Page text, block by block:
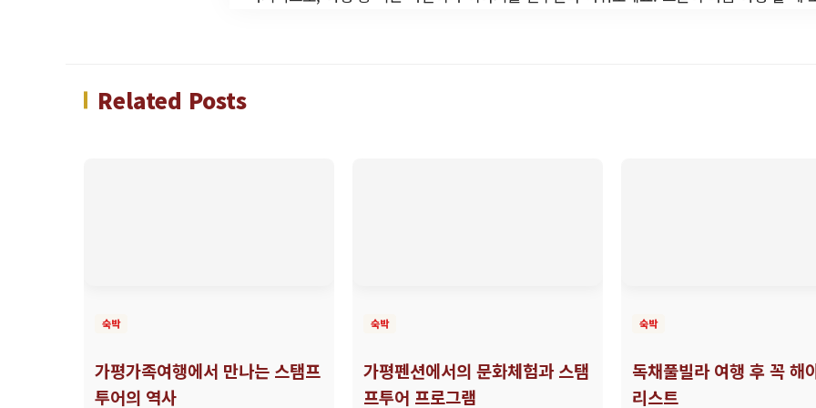
Related Posts
숙박
가평가족여행에서 만나는 스탬프
투어의 역사
숙박
가평펜션에서의 문화체험과 스탬
프투어 프로그램
숙박
독채풀빌라 여행 후 꼭 해
리스트